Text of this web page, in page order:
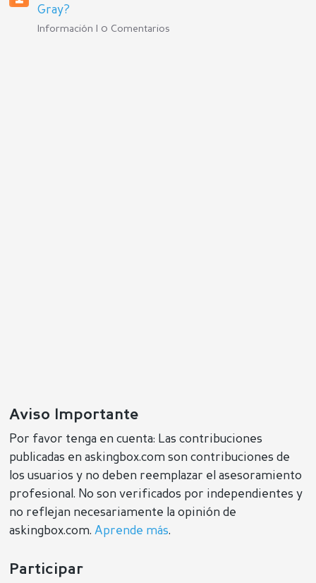
Gray?
Información | 0 Comentarios
Aviso Importante
Por favor tenga en cuenta: Las contribuciones
publicadas en askingbox.com son contribuciones de
los usuarios y no deben reemplazar el asesoramiento
profesional. No son verificados por independientes y
no reflejan necesariamente la opinión de
askingbox.com.Aprende más.
Participar